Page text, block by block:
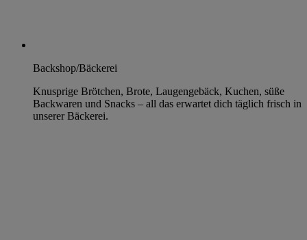
Backshop/Bäckerei
Knusprige Brötchen, Brote, Laugengebäck, Kuchen, süße
Backwaren und Snacks – all das erwartet dich täglich frisch in
unserer Bäckerei.